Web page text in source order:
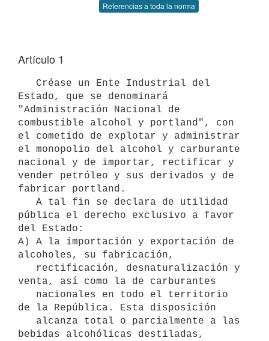
Referencias a toda la norma
Artículo 1
Estado, que se denominará
"Administración Nacional de
combustible alcohol y portland", con
el cometido de explotar y administrar
el monopolio del alcohol y carburante
nacional y de importar, rectificar y
vender petróleo y sus derivados y de
fabricar portland.
pública el derecho exclusivo a favor
del Estado:
A) A la importación y exportación de
alcoholes, su fabricación,
venta, así como la de carburantes
de la República. Esta disposición
bebidas alcohólicas destiladas,